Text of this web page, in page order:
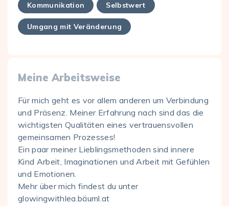
Kommunikation Selbstwert
Umgang mit Veränderung
Meine Arbeitsweise
Für mich geht es vor allem anderen um Verbindung
und Präsenz. Meiner Erfahrung nach sind das die
wichtigsten Qualitäten eines vertrauensvollen
gemeinsamen Prozesses!
Ein paar meiner Lieblingsmethoden sind innere
Kind Arbeit, Imaginationen und Arbeit mit Gefühlen
und Emotionen.
Mehr über mich findest du unter
glowingwithlea.bäuml.at